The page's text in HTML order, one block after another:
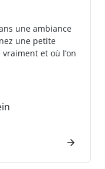
une ambiance
une petite
et où l’on